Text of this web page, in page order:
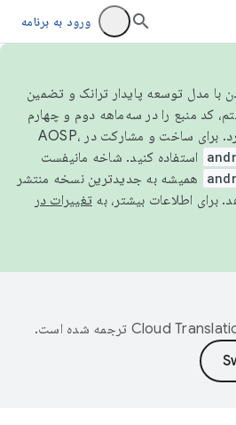
ورود به برنامه
شدن با مدل توسعه پایدار ترانک و تضمین
کد منبع را در سه‌ماهه دوم و چهارم
استفاده کنید. شاخه مانیفست
همیشه به جدیدترین نسخه منتشر
تغییرات در
ترجمه شده است.